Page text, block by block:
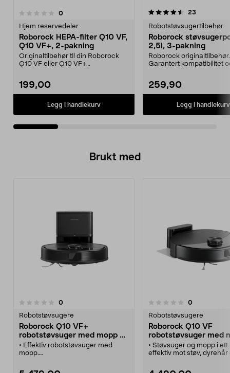
0anmeldelser
Hjem reservedeler
Roborock HEPA-filter Q10 VF,
Q10 VF+, 2-pakning
Originaltilbehør til din Roborock
Q10 VF eller Q10 VF+
199,00
Legg i handlekurv
4.5av 5 stjerner 23
Robotstøvsugertilbehør
Roborock
2,5l, 3-pakning
Roborock originaltilbehør.
Garantert kompatibilitet
259,90
Legg i handlekurv
3.0av 5 stjerner
Brukt med
0anmeldelser
Robotstøvsugere
Roborock Q10 VF+
robotstøvsuger med mopp og
stasjon
• Effektiv robotstøvsuger med
mopp.
0.0 av 5 stjerner 0anmeldelser
Robotstøvsugere
Roborock Q10 VF
robotstøvsuger med
• Støvsuger og mopp i ett
effektiv mot støv, dyrehår